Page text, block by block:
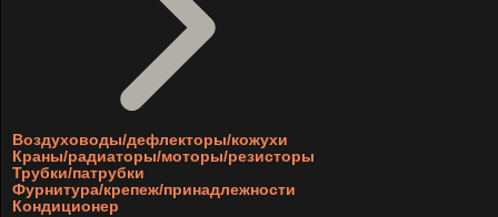
Воздуховоды/дефлекторы/кожухи
Краны/радиаторы/моторы/резисторы
Трубки/патрубки
Фурнитура/крепеж/принадлежности
Кондиционер